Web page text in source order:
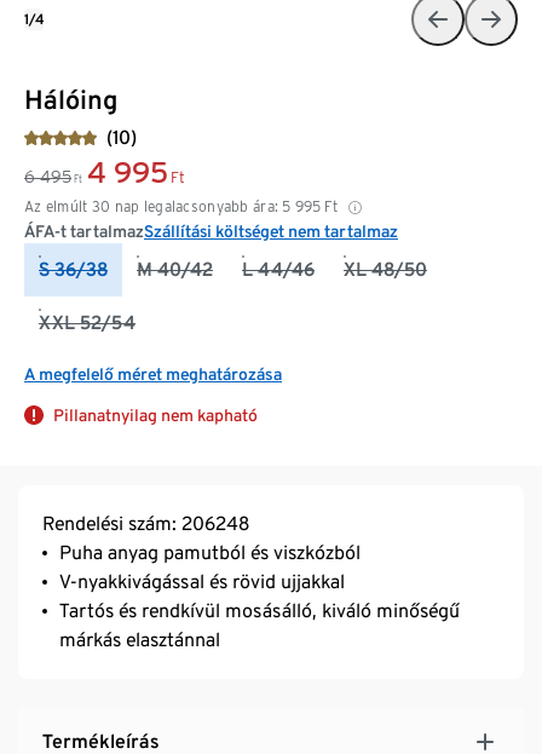
Hálóing
(10)
6 495 Ft 4 995 Ft
Az elmúlt 30 nap legalacsonyabb ára: 5 995 Ft
ÁFA-t tartalmazSzállítási költséget nem tartalmaz
S 36/38 M 40/42 L 44/46 XL 48/50
XXL 52/54
A megfelelő méret meghatározása
Pillanatnyilag nem kapható
1/4
Rendelési szám: 206248
Puha anyag pamutból és viszkózból
V-nyakkivágással és rövid ujjakkal
Tartós és rendkívül mosásálló, kiváló minőségű
márkás elasztánnal
Termékleírás